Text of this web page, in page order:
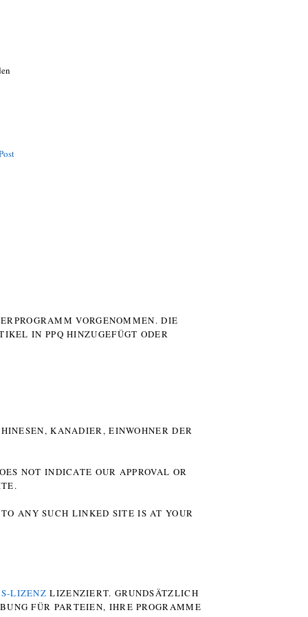
VORGENOMMEN. DIE
IN PPQ HINZUGEFÜGT ODER
KANADIER, EINWOHNER DER P
NOT INDICATE OUR APPROVAL OR
ANY SUCH LINKED SITE IS AT YOUR
LIZENZ LIZENZIERT. GRUNDSÄTZLICH
FÜR PARTEIEN, IHRE PROGRAMME